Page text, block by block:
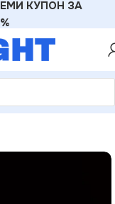
КУПОН ЗА
200×60см 1.5м кабел